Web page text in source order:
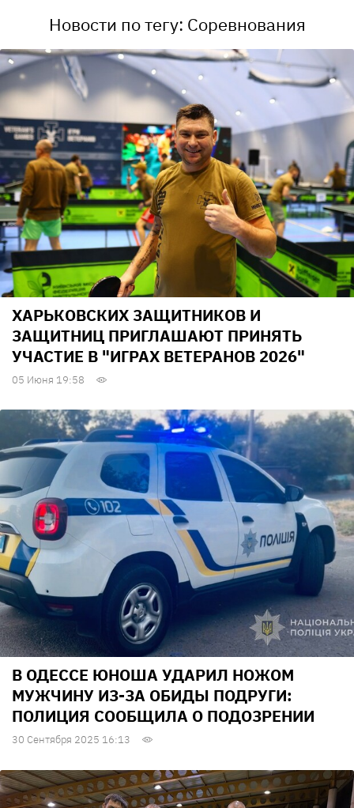
Новости по тегу: Соревнования
ХАРЬКОВСКИХ ЗАЩИТНИКОВ И
ЗАЩИТНИЦ ПРИГЛАШАЮТ ПРИНЯТЬ
УЧАСТИЕ В "ИГРАХ ВЕТЕРАНОВ 2026"
05 Июня 19:58
В ОДЕССЕ ЮНОША УДАРИЛ НОЖОМ
МУЖЧИНУ ИЗ-ЗА ОБИДЫ ПОДРУГИ:
ПОЛИЦИЯ СООБЩИЛА О ПОДОЗРЕНИИ
30 Сентября 2025 16:13